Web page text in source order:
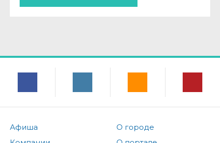
Афиша
О городе